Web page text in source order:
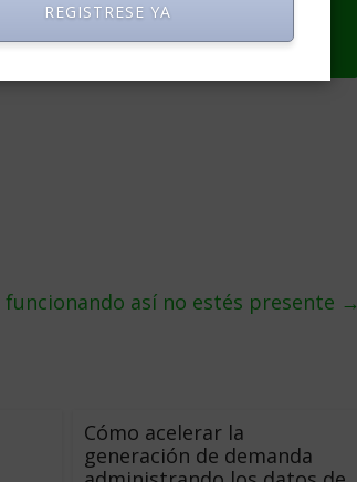
así no estés presente →
Cómo acelerar la
generación de demanda
REGISTRESE YA